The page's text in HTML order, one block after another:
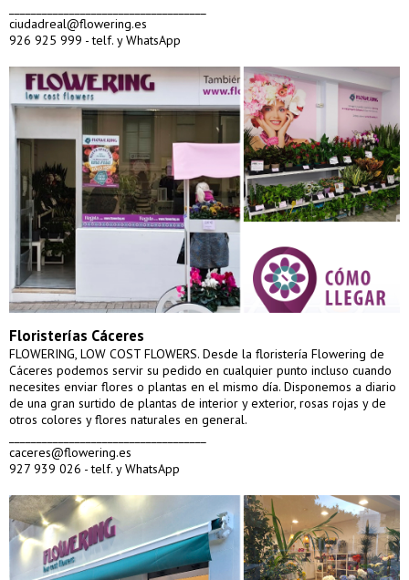
ciudadreal@flowering.es
926 925 999 - telf. y WhatsApp
Floristerías Cáceres
FLOWERING, LOW COST FLOWERS. Desde la floristería Flowering de
Cáceres podemos servir su pedido en cualquier punto incluso cuando
necesites enviar flores o plantas en el mismo día. Disponemos a diario
de una gran surtido de plantas de interior y exterior, rosas rojas y de
otros colores y flores naturales en general.
caceres@flowering.es
927 939 026 - telf. y WhatsApp